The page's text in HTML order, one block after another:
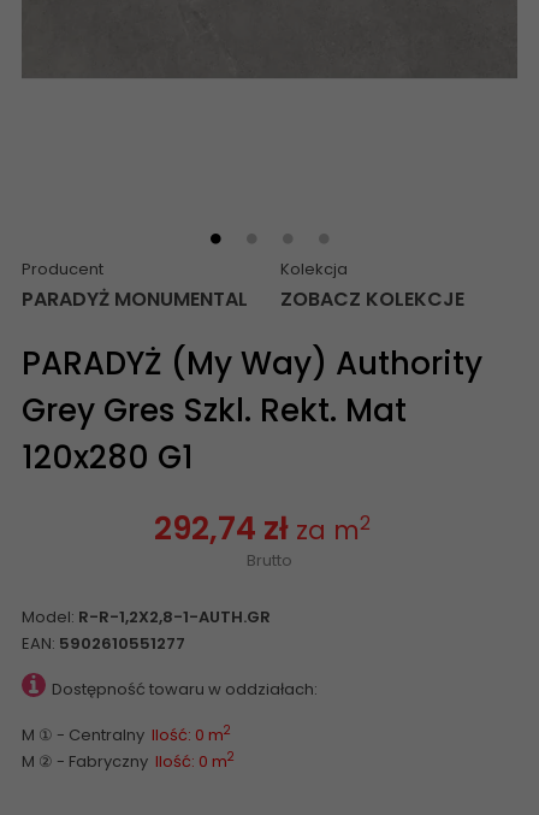
Producent
PARADYŻ MONUMENTAL
Kolekcja
ZOBACZ KOLEKCJE
PARADYŻ (My Way) Authority
Grey Gres Szkl. Rekt. Mat
120x280 G1
292,74 zł za m2
Brutto
Model: R-R-1,2X2,8-1-AUTH.GR
EAN: 5902610551277
Dostępność towaru w oddziałach:
M ① - Centralny Ilość: 0 m2
M ② - Fabryczny Ilość: 0 m2